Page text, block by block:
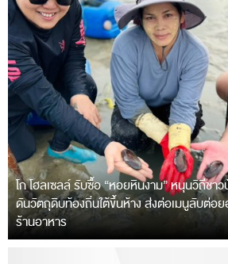
โก โฮลเซลล์ รับซื้อ “หอยหินงาม” หนุนวิถีชา
ดันวัตถุดิบท้องถิ่นใต้ขึ้นห้าง ส่งต่อเมนูลับต่อย
ร้านอาหาร